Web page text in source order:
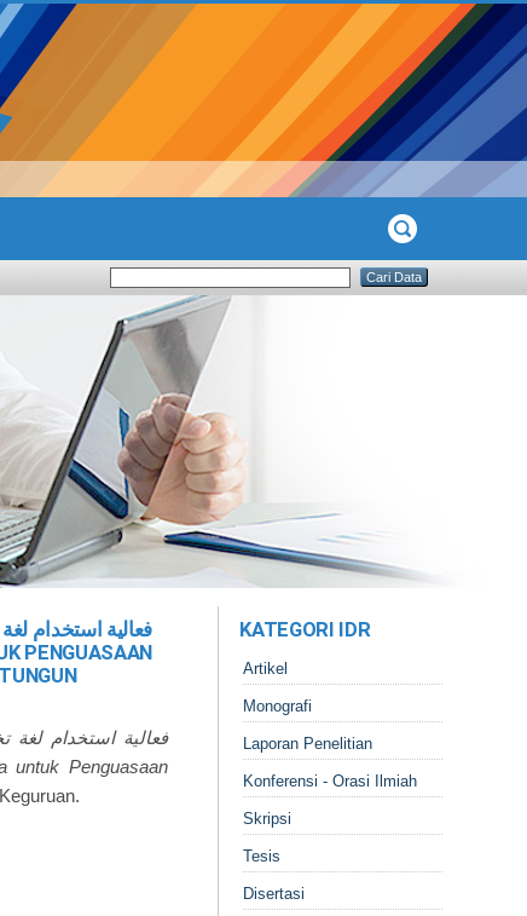
فعالية استخدام
فعالية استخدام لغة
KATEGORI IDR
Artikel
Monografi
Laporan Penelitian
Konferensi - Orasi Ilmiah
Skripsi
Tesis
Disertasi